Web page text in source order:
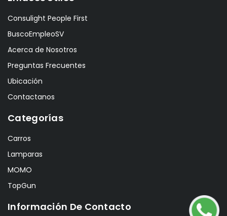
Consulight People First
BuscoEmpleoSV
Acerca de Nosotros
Preguntas Frecuentes
Ubicación
Contactanos
Categorías
Carros
Lamparas
MOMO
TopGun
Información De Contacto